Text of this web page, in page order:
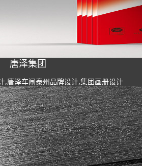
唐泽集团
,唐泽车闸泰州品牌设计,集团画册设计